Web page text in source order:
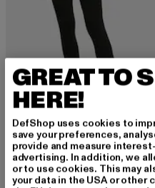
URBAN CLASSICS
TB5013
23,99 EUR
Derzeitiger Preis: 23,99 EUR
29,99 EUR
GREAT TO
HERE!
DefShop uses cookies to
save your preferences,
provide and measure
advertising. In addition, we
or to use cookies. This may
your data in the USA or other